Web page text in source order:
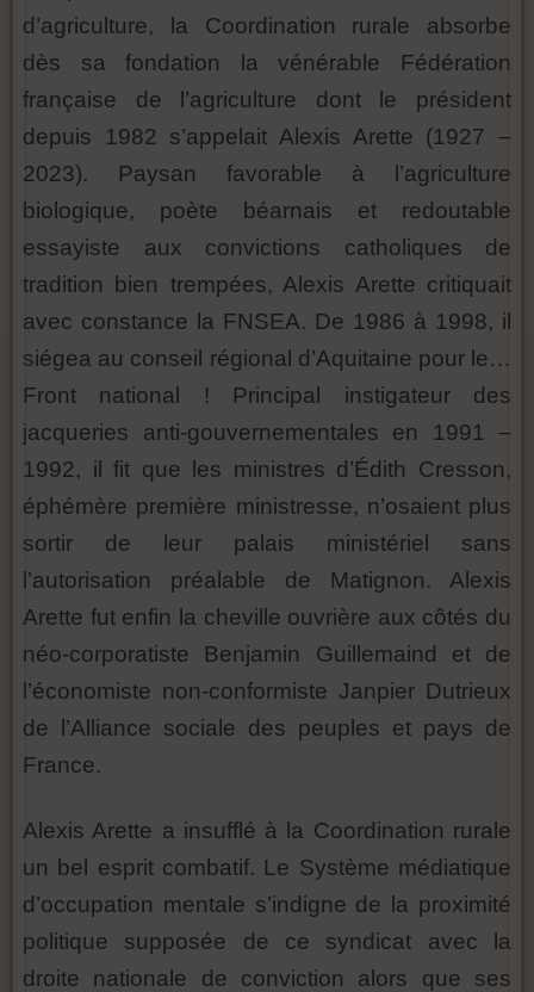
d’agriculture, la Coordination rurale absorbe
dès sa fondation la vénérable Fédération
française de l’agriculture dont le président
depuis 1982 s’appelait Alexis Arette (1927 –
2023). Paysan favorable à l’agriculture
biologique, poète béarnais et redoutable
essayiste aux convictions catholiques de
tradition bien trempées, Alexis Arette critiquait
avec constance la FNSEA. De 1986 à 1998, il
siégea au conseil régional d’Aquitaine pour le…
Front national ! Principal instigateur des
jacqueries anti-gouvernementales en 1991 –
1992, il fit que les ministres d’Édith Cresson,
éphémère première ministresse, n’osaient plus
sortir de leur palais ministériel sans
l’autorisation préalable de Matignon. Alexis
Arette fut enfin la cheville ouvrière aux côtés du
néo-corporatiste Benjamin Guillemaind et de
l’économiste non-conformiste Janpier Dutrieux
de l’Alliance sociale des peuples et pays de
France.
Alexis Arette a insufflé à la Coordination rurale
un bel esprit combatif. Le Système médiatique
d’occupation mentale s’indigne de la proximité
politique supposée de ce syndicat avec la
droite nationale de conviction alors que ses